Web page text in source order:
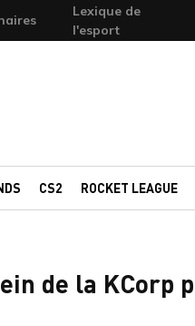
Lexique de
l'esport
CS2 ROCKET LEAGUE
de la KCorp